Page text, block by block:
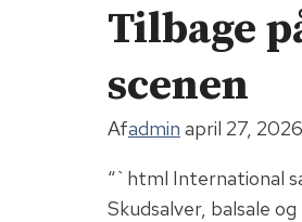
hvor
allerede
har
taget
Tilbage
scenen
Afadmin april 27, 2026
“`html International
Skudsalver, balsale